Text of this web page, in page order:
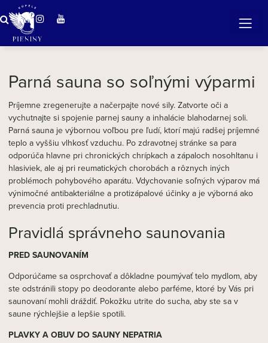
Parná sauna so soľnými výparmi
Príjemne zregenerujte a načerpajte nové sily. Zatvorte oči a
vychutnajte si spojenie parnej sauny a inhalácie blahodarnej soli.
Parná sauna je výbornou voľbou pre ľudí, ktorí majú radšej príjemné
teplo a vyššiu vlhkosť vzduchu. Po zdravotnej stránke sa para
odporúča hlavne pri chronických chrípkach a zápaloch nosohltanu i
hlasiviek, ale aj pri reumatických chorobách a rôznych iných
problémoch pohybového aparátu. Vdychovanie soľných výparov má
výnimočné antibakteriálne a protizápalové účinky a je výborná ako
prevencia proti prechladnutiu.
Pravidlá správneho saunovania
PRED SAUNOVANÍM
Odporúčame sa osprchovať a dôkladne poumývať telo mydlom, aby
ste odstránili stopy po deodorante alebo parféme, ktoré by Vás pri
saunovaní mohli dráždiť. Pokožku utrite do sucha, aby ste sa v
saune rýchlejšie a lepšie spotili.
PLAVKY A OBUV DO SAUNY NEPATRIA